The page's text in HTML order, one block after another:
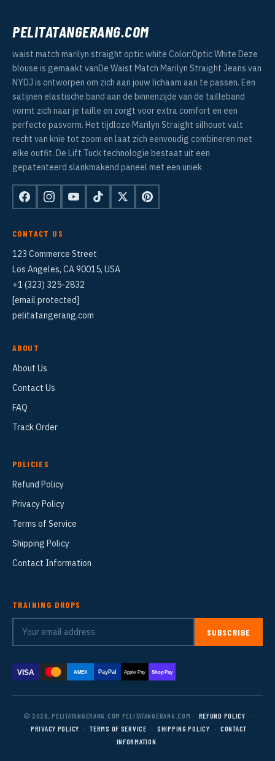
PELITATANGERANG.COM
waist match marilyn straight optic white Color:Optic White Deze
blouse is gemaakt vanDe Waist Match Marilyn Straight Jeans van
NYDJ is ontworpen om zich aan jouw lichaam aan te passen. Een
satijnen elastische band aan de binnenzijde van de tailleband
vormt zich naar je taille en zorgt voor extra comfort en een
perfecte pasvorm. Het tijdloze Marilyn Straight silhouet valt
recht van knie tot zoom en laat zich eenvoudig combineren met
elke outfit. De Lift Tuck technologie bestaat uit een
gepatenteerd slankmakend paneel met een uniek
CONTACT US
123 Commerce Street
Los Angeles, CA 90015, USA
+1 (323) 325-2832
[email protected]
pelitatangerang.com
ABOUT
About Us
Contact Us
FAQ
Track Order
POLICIES
Refund Policy
Privacy Policy
Terms of Service
Shipping Policy
Contact Information
TRAINING DROPS
SUBSCRIBE
VISA AMEX PayPal Apple Pay Shop Pay
© 2026, PELITATANGERANG.COM PELITATANGERANG.COM · REFUND POLICY
·
PRIVACY POLICY
· TERMS OF SERVICE · SHIPPING POLICY · CONTACT
INFORMATION